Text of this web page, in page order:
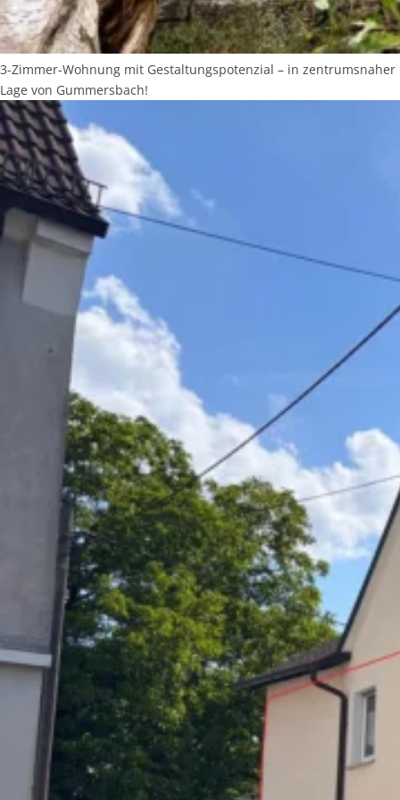
3-Zimmer-Wohnung mit Gestaltungspotenzial – in zentrumsnaher
Lage von Gummersbach!